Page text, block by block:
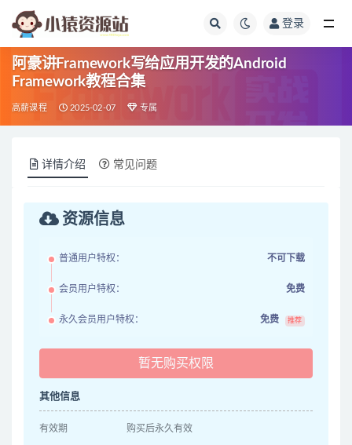
登录
阿豪讲Framework写给应用开发的Android
Framework教程合集
高薪课程 2025-02-07 专属
详情介绍 常见问题
资源信息
普通用户特权： 不可下载
会员用户特权： 免费
永久会员用户特权： 免费 推荐
暂无购买权限
其他信息
有效期 购买后永久有效